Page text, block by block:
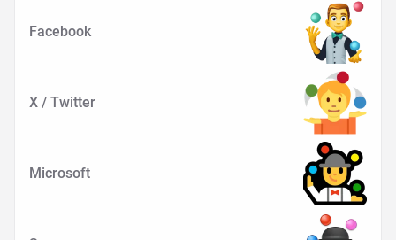
Facebook
X / Twitter
Microsoft